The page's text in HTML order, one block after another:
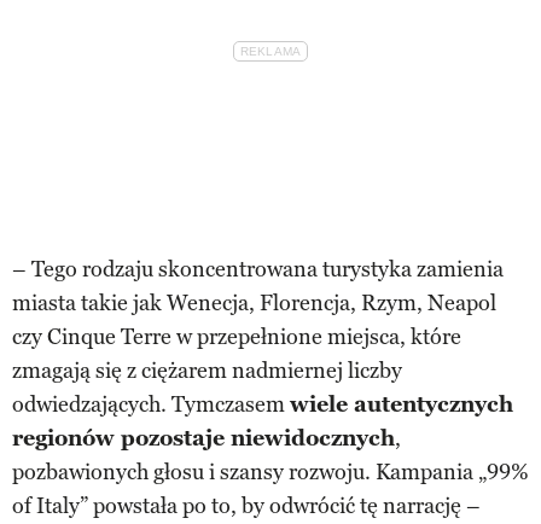
– Tego rodzaju skoncentrowana turystyka zamienia
miasta takie jak Wenecja, Florencja, Rzym, Neapol
czy Cinque Terre w przepełnione miejsca, które
zmagają się z ciężarem nadmiernej liczby
odwiedzających. Tymczasemwiele autentycznych
regionów pozostaje niewidocznych,
pozbawionych głosu i szansy rozwoju. Kampania „99%
of Italy” powstała po to, by odwrócić tę narrację –